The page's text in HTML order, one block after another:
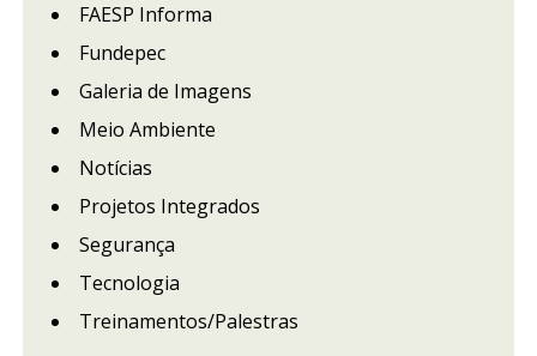
FAESP Informa
Fundepec
Galeria de Imagens
Meio Ambiente
Notícias
Projetos Integrados
Segurança
Tecnologia
Treinamentos/Palestras